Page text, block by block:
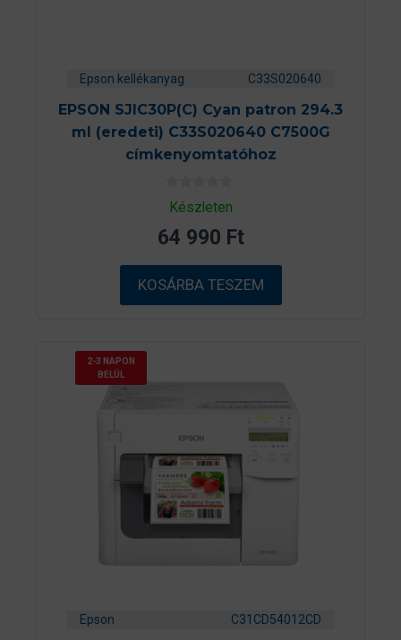
Epson kellékanyag C33S020640
EPSON SJIC30P(C) Cyan patron 294.3
ml (eredeti) C33S020640 C7500G
címkenyomtatóhoz
0
a
5
b
ő
l
Készleten
64 990 Ft
KOSÁRBA TESZEM
2-3 NAPON
BELÜL
Epson C31CD54012CD